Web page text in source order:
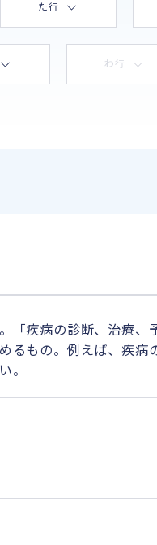
た行
わ行
「疾病の診断、治療、
もの。例えば、疾病
。